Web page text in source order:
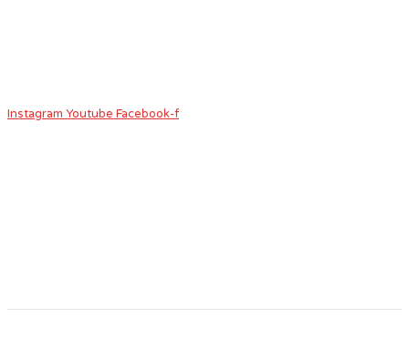
Instagram Youtube Facebook-f